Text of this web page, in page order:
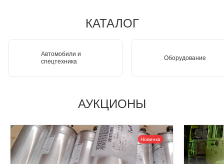
КАТАЛОГ
Автомобили и
спецтехника
Оборудование
АУКЦИОНЫ
Новинка